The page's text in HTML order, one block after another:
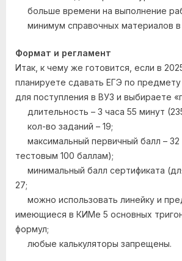
больше времени на выполнение
минимум справочных материалов
Формат и регламент
Итак, к чему же готовится, если в
планируете сдавать ЕГЭ по
для поступления в ВУЗ и выбираете
длительность – 3 часа 55 минут
кол-во заданий – 19;
максимальный первичный балл – 32
тестовым 100 баллам);
минимальный балл сертификата
27;
можно использовать линейку и
имеющиеся в КИМе 5 основных
формул;
любые калькуляторы запрещены.